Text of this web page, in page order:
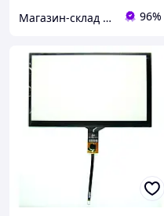
Магазин-склад "Mobile 112" - запчасти для телефонов и планшетов. Доставка по Украине 96%